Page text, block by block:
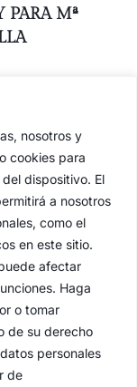
nosotros y
cookies para
dispositivo. El
a nosotros
como el
en este sitio.
afectar
Haga
o tomar
de su derecho
personales
de
PARA Mª
DE
DE LA